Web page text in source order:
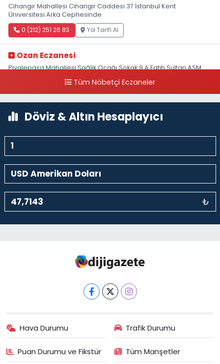
Cihangir Mahallesi Cihangir Caddesi 37 İstanbul Kent
Üniversitesi Arka Cephesinde
0 (212) 251 26 83 Yol Tarifi Al
Ozan Eczanesi
Piyalepaşa Mahallesi Sağlık Ocağı Sokak 9 A Fatih Sultan ASM
Tüm Nöbetçi Eczaneler
Döviz & Altın Hesaplayıcı
₺
Hava Durumu Trafik Durumu
Puan Durumu ve Fikstür Tüm Manşetler